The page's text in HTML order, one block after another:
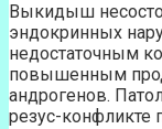
Выкидыш
эндокринных
недостаточным
повышенным
андрогенов.
резус-конфликте